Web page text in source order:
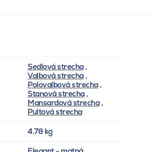
Sedlová strecha,
Valbová strecha,
Polovalbová strecha,
Stanová strecha,
Mansardová strecha,
Pultová strecha
4.78 kg